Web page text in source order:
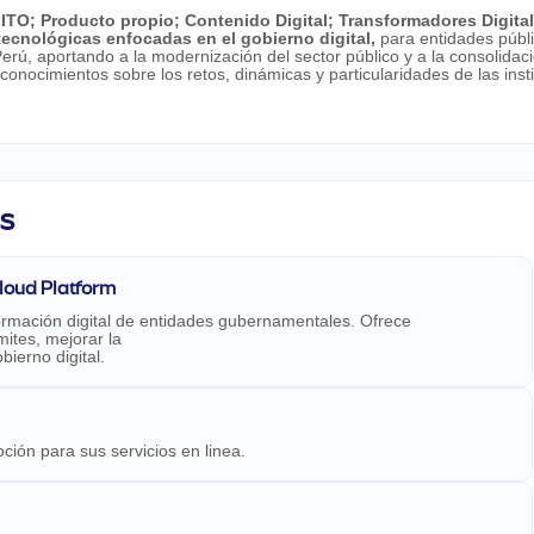
; Producto propio;Contenido Digital;Transformadores
enfocadas en el gobierno digital, para entidades
aportando a la modernización del sector público y a la
sobre los retos, dinámicas y particularidades de las
Platform
digital de entidades gubernamentales. Ofrece
mejorar la
digital.
para sus servicios en linea.